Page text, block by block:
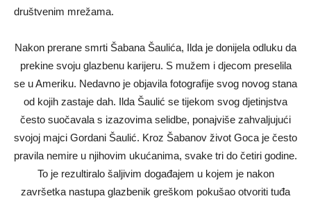
društvenim mrežama.
Nakon prerane smrti Šabana Šaulića, Ilda je donijela odluku da
prekine svoju glazbenu karijeru. S mužem i djecom preselila
se u Ameriku. Nedavno je objavila fotografije svog novog stana
od kojih zastaje dah. Ilda Šaulić se tijekom svog djetinjstva
često suočavala s izazovima selidbe, ponajviše zahvaljujući
svojoj majci Gordani Šaulić. Kroz Šabanov život Goca je često
pravila nemire u njihovim ukućanima, svake tri do četiri godine.
To je rezultiralo šaljivim događajem u kojem je nakon
završetka nastupa glazbenik greškom pokušao otvoriti tuđa